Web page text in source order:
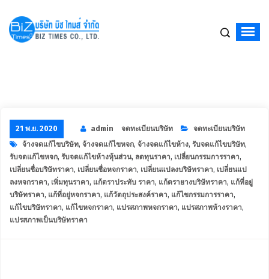
21 พ.ย. 2020 admin จดทะเบียนบริษัท
จดทะเบียนบริษัท
จ้างจดแก้ไขบริษัท, จ้างจดแก้ไขหจก, จ้างจดแก้ไขห้าง, รับจดแก้ไขบริษัท,
รับจดแก้ไขหจก, รับจดแก้ไขห้างหุ้นส่วน, ลดทุนราคา, เปลี่ยนกรรมการราคา,
เปลี่ยนชื่อบริษัทราคา, เปลี่ยนชื่อหจกราคา, เปลี่ยนแปลงบริษัทราคา, เปลี่ยนแป
ลงหจกราคา, เพิ่มทุนราคา, แก้ตราประทับ ราคา, แก้ตรายางบริษัทราคา, แก้ที่อยู่
บริษัทราคา, แก้ที่อยู่หจกราคา, แก้วัตถุประสงค์ราคา, แก้ไขกรรมการราคา,
แก้ไขบริษัทราคา, แก้ไขหจกราคา, แปรสภาพหจกราคา, แปรสภาพห้างราคา,
แปรสภาพเป็นบริษัทราคา